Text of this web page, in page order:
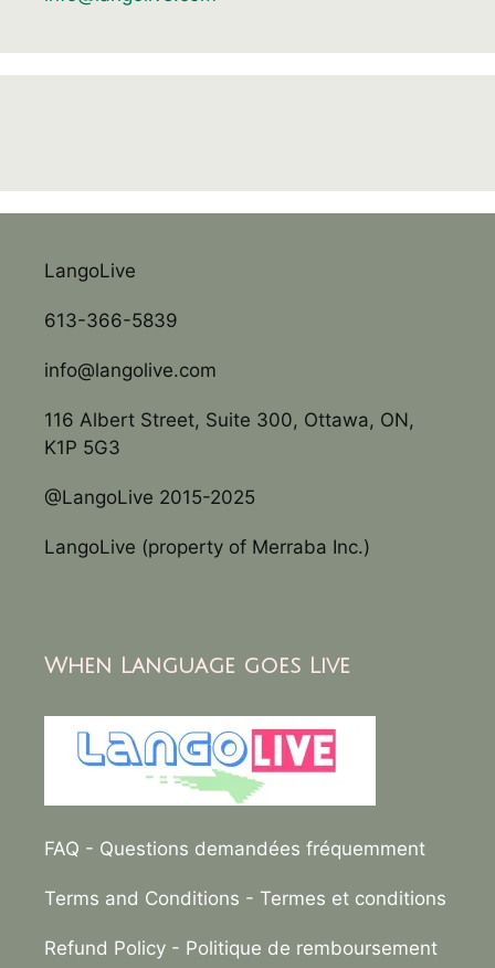
LangoLive
613-366-5839
info@langolive.com
116 Albert Street, Suite 300, Ottawa, ON,
K1P 5G3
@LangoLive 2015-2025
LangoLive (property of Merraba Inc.)
When Language goes Live
FAQ - Questions demandées fréquemment
Terms and Conditions - Termes et conditions
Refund Policy - Politique de remboursement